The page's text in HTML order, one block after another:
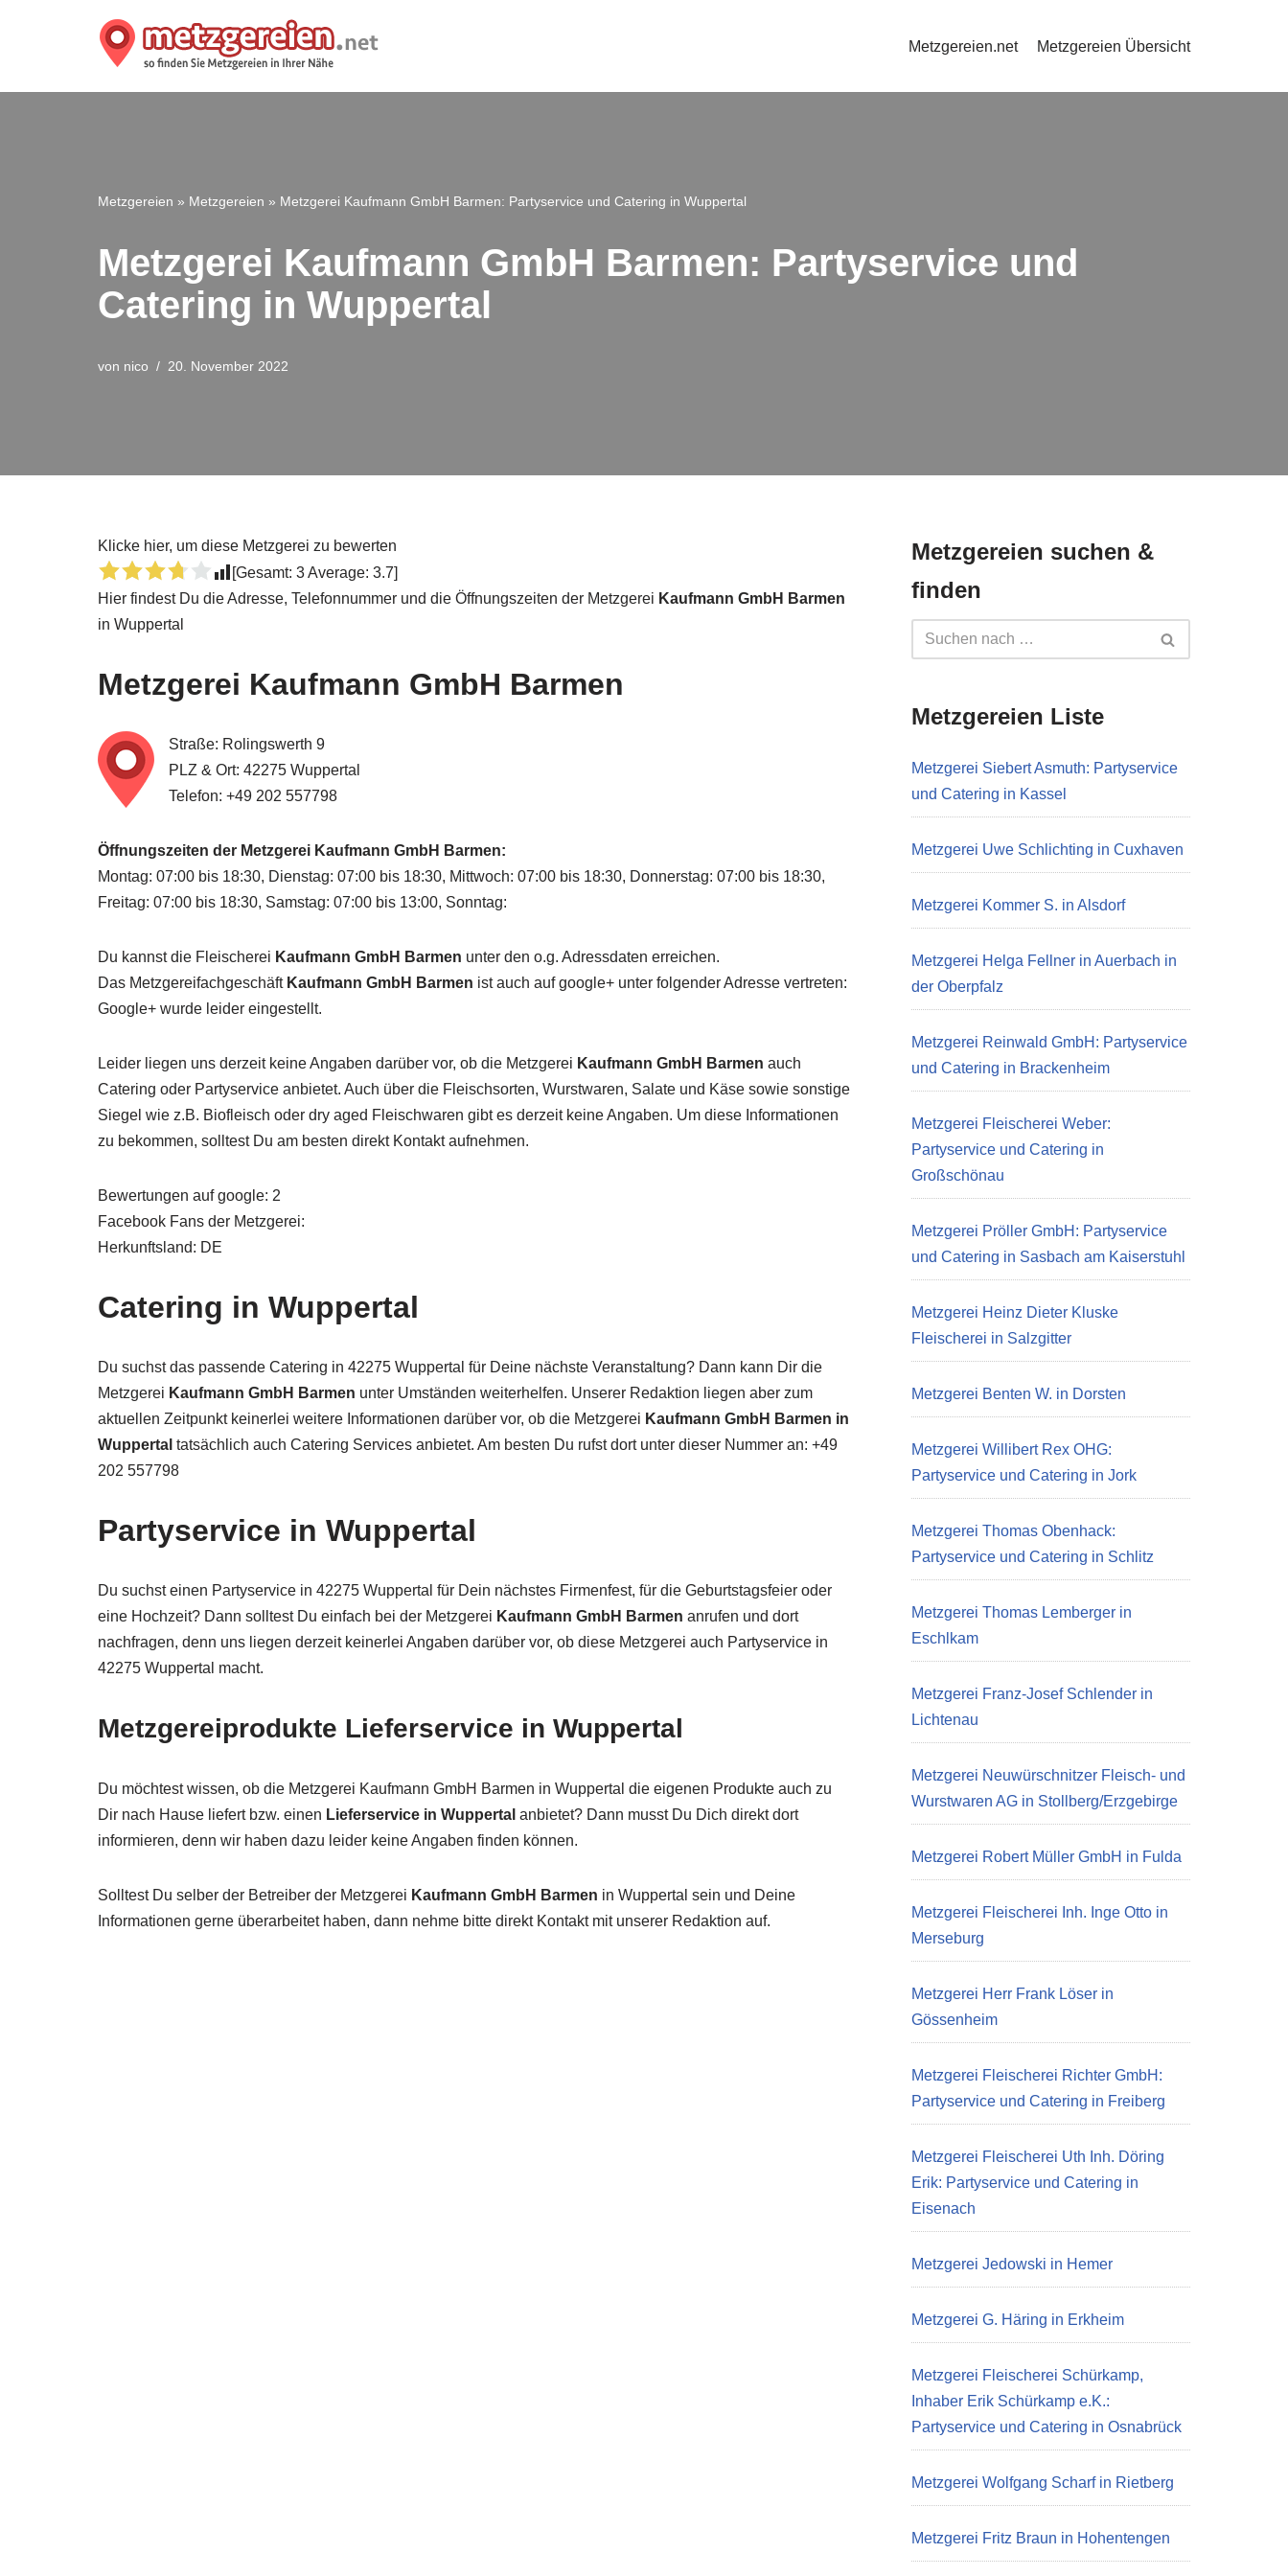
Metzgereien.net Metzgereien Übersicht
Metzgereien » Metzgereien » Metzgerei Kaufmann GmbH Barmen: Partyservice und Catering in Wuppertal
Metzgerei Kaufmann GmbH Barmen: Partyservice und
Catering in Wuppertal
von nico 20. November 2022
Klicke hier, um diese Metzgerei zu bewerten
[Gesamt: 3Average: 3.7]
Hier findest Du die Adresse, Telefonnummer und die Öffnungszeiten der Metzgerei Kaufmann GmbH Barmen
in Wuppertal
Metzgerei Kaufmann GmbH Barmen
Straße: Rolingswerth 9
PLZ & Ort: 42275 Wuppertal
Telefon: +49 202 557798
Öffnungszeiten der Metzgerei Kaufmann GmbH Barmen:
Montag: 07:00 bis 18:30, Dienstag: 07:00 bis 18:30, Mittwoch: 07:00 bis 18:30, Donnerstag: 07:00 bis 18:30,
Freitag: 07:00 bis 18:30, Samstag: 07:00 bis 13:00, Sonntag:
Du kannst die Fleischerei Kaufmann GmbH Barmen unter den o.g. Adressdaten erreichen.
Das Metzgereifachgeschäft Kaufmann GmbH Barmen ist auch auf google+ unter folgender Adresse vertreten:
Google+ wurde leider eingestellt.
Leider liegen uns derzeit keine Angaben darüber vor, ob die Metzgerei Kaufmann GmbH Barmen auch
Catering oder Partyservice anbietet. Auch über die Fleischsorten, Wurstwaren, Salate und Käse sowie sonstige
Siegel wie z.B. Biofleisch oder dry aged Fleischwaren gibt es derzeit keine Angaben. Um diese Informationen
zu bekommen, solltest Du am besten direkt Kontakt aufnehmen.
Bewertungen auf google: 2
Facebook Fans der Metzgerei:
Herkunftsland: DE
Catering in Wuppertal
Du suchst das passende Catering in 42275 Wuppertal für Deine nächste Veranstaltung? Dann kann Dir die
Metzgerei Kaufmann GmbH Barmen unter Umständen weiterhelfen. Unserer Redaktion liegen aber zum
aktuellen Zeitpunkt keinerlei weitere Informationen darüber vor, ob die Metzgerei Kaufmann GmbH Barmen in
Wuppertal tatsächlich auch Catering Services anbietet. Am besten Du rufst dort unter dieser Nummer an: +49
202 557798
Partyservice in Wuppertal
Du suchst einen Partyservice in 42275 Wuppertal für Dein nächstes Firmenfest, für die Geburtstagsfeier oder
eine Hochzeit? Dann solltest Du einfach bei der Metzgerei Kaufmann GmbH Barmen anrufen und dort
nachfragen, denn uns liegen derzeit keinerlei Angaben darüber vor, ob diese Metzgerei auch Partyservice in
42275 Wuppertal macht.
Metzgereiprodukte Lieferservice in Wuppertal
Du möchtest wissen, ob die Metzgerei Kaufmann GmbH Barmen in Wuppertal die eigenen Produkte auch zu
Dir nach Hause liefert bzw. einen Lieferservice in Wuppertal anbietet? Dann musst Du Dich direkt dort
informieren, denn wir haben dazu leider keine Angaben finden können.
Solltest Du selber der Betreiber der Metzgerei Kaufmann GmbH Barmen in Wuppertal sein und Deine
Informationen gerne überarbeitet haben, dann nehme bitte direkt Kontakt mit unserer Redaktion auf.
Metzgereien suchen &
finden
Metzgereien Liste
Metzgerei Siebert Asmuth: Partyservice
und Catering in Kassel
Metzgerei Uwe Schlichting in Cuxhaven
Metzgerei Kommer S. in Alsdorf
Metzgerei Helga Fellner in Auerbach in
der Oberpfalz
Metzgerei Reinwald GmbH: Partyservice
und Catering in Brackenheim
Metzgerei Fleischerei Weber:
Partyservice und Catering in
Großschönau
Metzgerei Pröller GmbH: Partyservice
und Catering in Sasbach am Kaiserstuhl
Metzgerei Heinz Dieter Kluske
Fleischerei in Salzgitter
Metzgerei Benten W. in Dorsten
Metzgerei Willibert Rex OHG:
Partyservice und Catering in Jork
Metzgerei Thomas Obenhack:
Partyservice und Catering in Schlitz
Metzgerei Thomas Lemberger in
Eschlkam
Metzgerei Franz-Josef Schlender in
Lichtenau
Metzgerei Neuwürschnitzer Fleisch- und
Wurstwaren AG in Stollberg/Erzgebirge
Metzgerei Robert Müller GmbH in Fulda
Metzgerei Fleischerei Inh. Inge Otto in
Merseburg
Metzgerei Herr Frank Löser in
Gössenheim
Metzgerei Fleischerei Richter GmbH:
Partyservice und Catering in Freiberg
Metzgerei Fleischerei Uth Inh. Döring
Erik: Partyservice und Catering in
Eisenach
Metzgerei Jedowski in Hemer
Metzgerei G. Häring in Erkheim
Metzgerei Fleischerei Schürkamp,
Inhaber Erik Schürkamp e.K.:
Partyservice und Catering in Osnabrück
Metzgerei Wolfgang Scharf in Rietberg
Metzgerei Fritz Braun in Hohentengen